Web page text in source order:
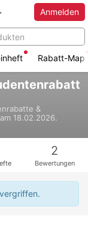
Anmelden
Rabatt-Map
&
18.02.2026.
2
Bewertungen